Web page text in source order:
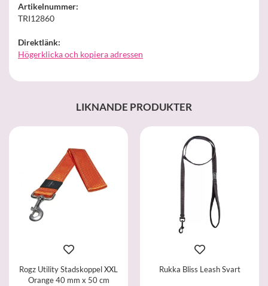
Artikelnummer:
TRI12860
Direktlänk:
Högerklicka och kopiera adressen
LIKNANDE PRODUKTER
Rogz Utility Stadskoppel XXL
Orange 40 mm x 50 cm
Rukka Bliss Leash Svart